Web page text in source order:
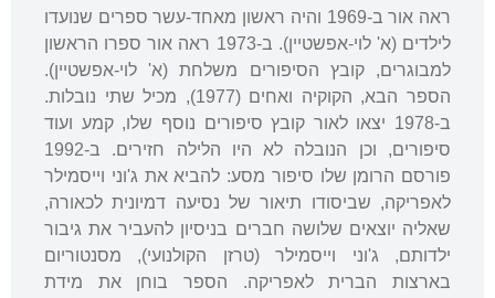
ראה אור ב-1969 והיה ראשון מאחד-עשר ספרים שנועדו
לילדים (א' לוי-אפשטיין). ב-1973 ראה אור ספרו הראשון
למבוגרים, קובץ הסיפורים משלחת (א' לוי-אפשטיין).
הספר הבא, הקוקיה ואחים (1977), מכיל שתי נובלות.
ב-1978 יצאו לאור קובץ סיפורים נוסף שלו, קמע ועוד
סיפורים, וכן הנובלה לא היו הלילה חזירים. ב-1992
פורסם הרומן שלו סיפור מסע: להביא את ג'וני וייסמילר
לאפריקה, שביסודו תיאור של נסיעה דמיונית לכאורה,
שאליה יוצאים שלושה חברים בניסיון להעביר את גיבור
ילדותם, ג'וני וייסמילר (טרזן הקולנועי), מסנטוריום
בארצות הברית לאפריקה. הספר בוחן את מידת